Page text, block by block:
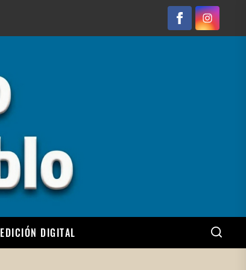
FacebookInstagram
EDICIÓN DIGITAL